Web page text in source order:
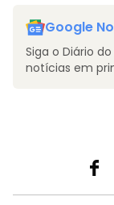
Google
Siga o Diário
notícias em